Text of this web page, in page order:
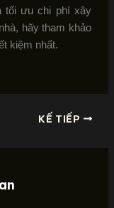
tối ưu chi phí xây
hãy tham khảo
kiệm nhất.
KẾ TIẾP